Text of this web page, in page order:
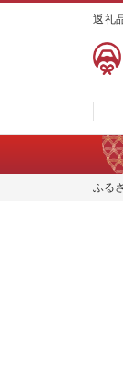
返礼
ふる